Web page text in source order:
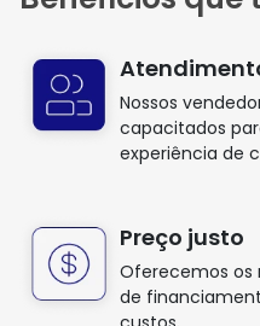
Nossos
capacitados
experiência de
Preço justo
Oferecemos os
de